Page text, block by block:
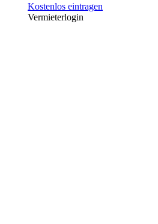
Kostenlos eintragen
Vermieterlogin